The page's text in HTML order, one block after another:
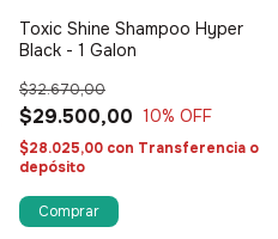
Toxic Shine Shampoo Hyper
Black - 1 Galon
$29.500,00
$32.670,00
10% OFF
$28.025,00 con Transferencia o
depósito